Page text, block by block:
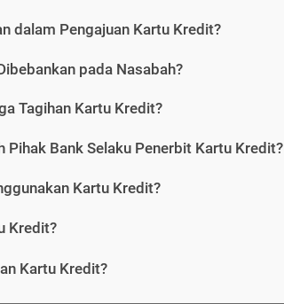
dalam Pengajuan Kartu Kredit?
pada Nasabah?
Tagihan Kartu Kredit?
Pihak Bank Selaku Penerbit Kartu Kredit?
Kartu Kredit?
Kredit?
Kartu Kredit?